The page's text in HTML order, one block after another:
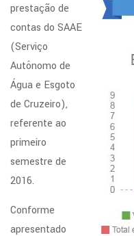
prestação de
contas do SAAE
(Serviço
Autônomo de
Água e Esgoto
de Cruzeiro),
referente ao
primeiro
semestre de
2016.
Conforme
apresentado